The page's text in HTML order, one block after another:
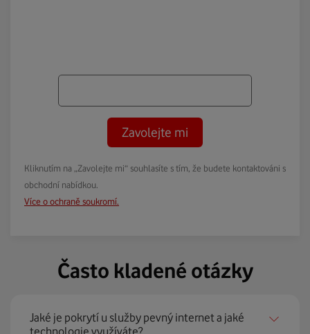
Zavolejte mi
Kliknutím na „Zavolejte mi“ souhlasíte s tím, že budete kontaktováni s
obchodní nabídkou.
Více o ochraně soukromí.
Často kladené otázky
Jaké je pokrytí u služby pevný internet a jaké
technologie využíváte?